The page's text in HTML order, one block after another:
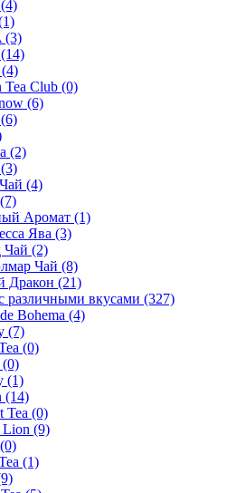
(4)
(3)
(14)
(4)
Tea Club (0)
(6)
(6)
(2)
(3)
(4)
(7)
Аромат (1)
Ява (3)
Чай (2)
Чай (8)
Дракон (21)
различными вкусами (327)
Bohema (4)
(7)
(0)
(0)
(1)
(14)
Tea (0)
Lion (9)
(0)
(1)